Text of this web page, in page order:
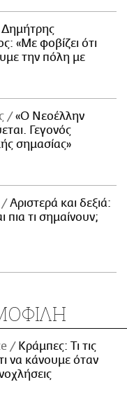
«Με φοβίζει ότι
την πόλη με
«Ο Νεοέλλην
Γεγονός
σημασίας»
Αριστερά και δεξιά:
πια τι σημαίνουν;
Κράμπες: Τι τις
να κάνουμε όταν